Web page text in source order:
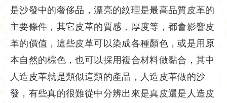
是沙發中的奢侈品，漂亮的紋理是最高品質皮革的
主要條件，其它皮革的質感，厚度等，都會影響皮
革的價值，這些皮革可以染成各種顏色，或是用原
本自然的棕色，也可以採用複合材料做黏合，其中
人造皮革就是類似這類的產品，人造皮革做的沙
發，有些真的很難從中分辨出來是真皮還是人造皮